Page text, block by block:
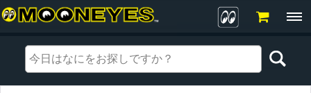
商品詳細